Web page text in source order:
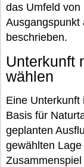
das Umfeld
Ausgangspunkt
beschrieben.
Unterkunft
wählen
Eine Unterkunft
Basis für
geplanten
gewählten